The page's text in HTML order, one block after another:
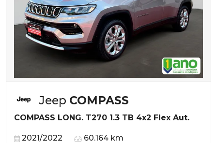
Jeep COMPASS
COMPASS LONG. T270 1.3 TB 4x2 Flex Aut.
2021/2022 60.164 km